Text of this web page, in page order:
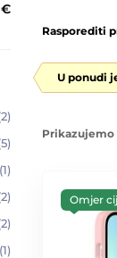
€
(1)
(1)
Rasporediti
U ponudi
Prikazujemo
Omjer